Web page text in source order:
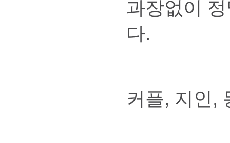
과장없이
다.
커플, 지인,